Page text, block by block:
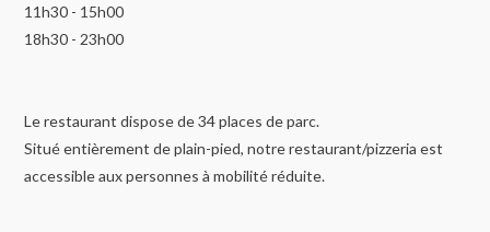
11h30 - 15h00
18h30 - 23h00
Le restaurant dispose de 34 places de parc.
Situé entièrement de plain-pied, notre restaurant/pizzeria est
accessible aux personnes à mobilité réduite.